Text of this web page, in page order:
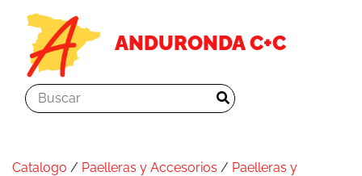
ANDURONDA C+C
Catalogo / Paelleras y Accesorios / Paelleras y